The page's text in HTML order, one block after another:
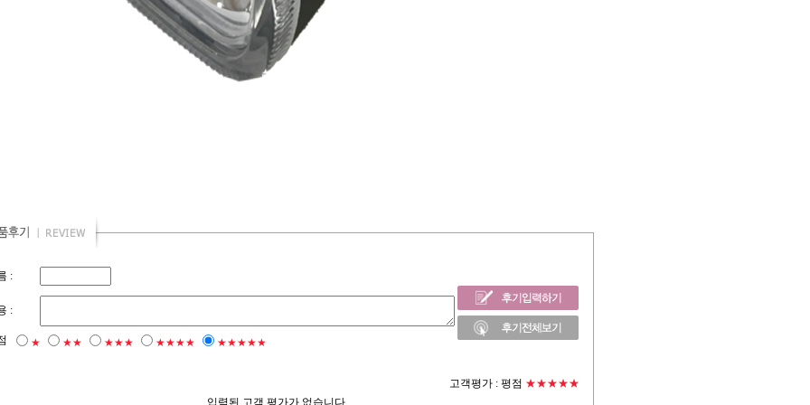
:
:
★ ★★ ★★★ ★★★★ ★★★★★
고객평가 : 평점 ★★★★★
입력된 고객 평가가 없습니다.